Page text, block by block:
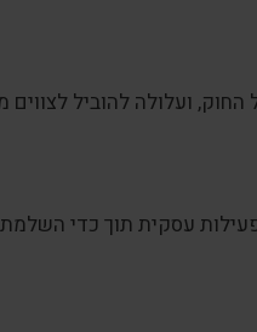
ועלולה להוביל לצווים
עסקית תוך כדי